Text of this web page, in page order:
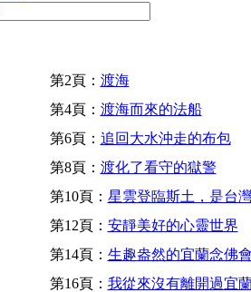
第2頁： 渡海
第4頁： 渡海而來的法船
第6頁： 追回大水沖走的布包
第8頁： 渡化了看守的獄警
第10頁： 星雲登臨斯土，是台
第12頁： 安靜美好的心靈世界
第14頁： 生趣盎然的宜蘭念佛
第16頁： 我從來沒有離開過宜